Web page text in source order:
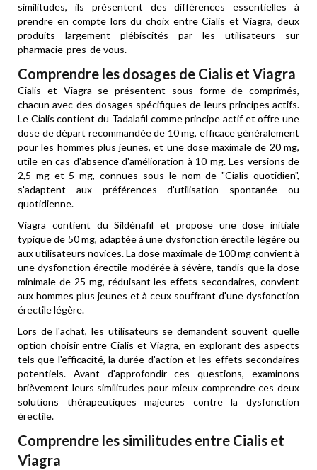
similitudes, ils présentent des différences essentielles à
prendre en compte lors du choix entre Cialis et Viagra, deux
produits largement plébiscités par les utilisateurs sur
pharmacie-pres-de vous.
Comprendre les dosages de Cialis et Viagra
Cialis et Viagra se présentent sous forme de comprimés,
chacun avec des dosages spécifiques de leurs principes actifs.
Le Cialis contient du Tadalafil comme principe actif et offre une
dose de départ recommandée de 10 mg, efficace généralement
pour les hommes plus jeunes, et une dose maximale de 20 mg,
utile en cas d'absence d'amélioration à 10 mg. Les versions de
2,5 mg et 5 mg, connues sous le nom de "Cialis quotidien",
s'adaptent aux préférences d'utilisation spontanée ou
quotidienne.
Viagra contient du Sildénafil et propose une dose initiale
typique de 50 mg, adaptée à une dysfonction érectile légère ou
aux utilisateurs novices. La dose maximale de 100 mg convient à
une dysfonction érectile modérée à sévère, tandis que la dose
minimale de 25 mg, réduisant les effets secondaires, convient
aux hommes plus jeunes et à ceux souffrant d'une dysfonction
érectile légère.
Lors de l'achat, les utilisateurs se demandent souvent quelle
option choisir entre Cialis et Viagra, en explorant des aspects
tels que l'efficacité, la durée d'action et les effets secondaires
potentiels. Avant d'approfondir ces questions, examinons
brièvement leurs similitudes pour mieux comprendre ces deux
solutions thérapeutiques majeures contre la dysfonction
érectile.
Comprendre les similitudes entre Cialis et
Viagra